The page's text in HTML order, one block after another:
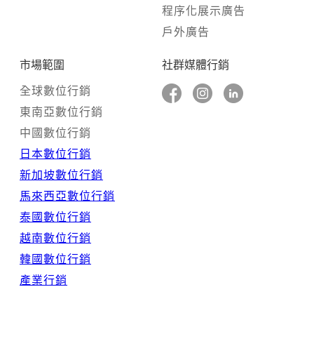
社群媒體行銷
程序化展示廣告
戶外廣告
市場範圍
全球數位行銷
東南亞數位行銷
中國數位行銷
日本數位行銷
新加坡數位行銷
馬來西亞數位行銷
泰國數位行銷
越南數位行銷
韓國數位行銷
產業行銷